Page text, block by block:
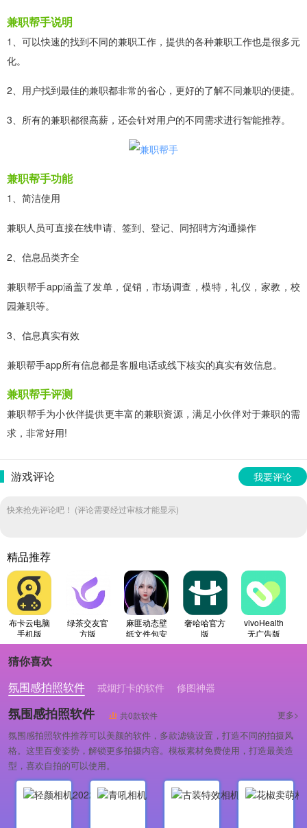
兼职帮手说明
1、可以快速的找到不同的兼职工作，提供的各种兼职工作也是很多元
化。
2、用户找到最佳的兼职都非常的省心，更好的了解不同兼职的便捷。
3、所有的兼职都很高薪，还会针对用户的不同需求进行智能推荐。
兼职帮手功能
1、简洁使用
兼职人员可直接在线申请、签到、登记、同招聘方沟通操作
2、信息品类齐全
兼职帮手app涵盖了发单，促销，市场调查，模特，礼仪，家教，校
园兼职等。
3、信息真实有效
兼职帮手app所有信息都是客服电话或线下核实的真实有效信息。
兼职帮手评测
兼职帮手为小伙伴提供更丰富的兼职资源，满足小伙伴对于兼职的需
求，非常好用!
游戏评论 我要评论
快来抢先评论吧！ (评论需要经过审核才能显示)
精品推荐
布卡云电脑
手机版
绿茶交友官
方版
麻匪动态壁
纸文件包安
卓官方版
奢哈哈官方
版
vivoHealth
无广告版
猜你喜欢
氛围感拍照软件
戒烟打卡的软件 修图神器
氛围感拍照软件 共0款软件 更多>
氛围感拍照软件推荐可以美颜的软件，多款滤镜设置，打造不同的拍摄风
格。这里百变姿势，解锁更多拍摄内容。模板素材免费使用，打造最美造
型，喜欢自拍的可以使用。